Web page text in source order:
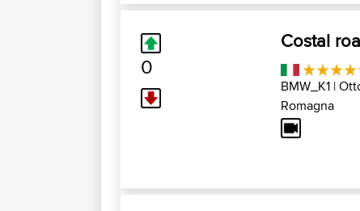
0
Costal
BMW_K1 |
Romagna